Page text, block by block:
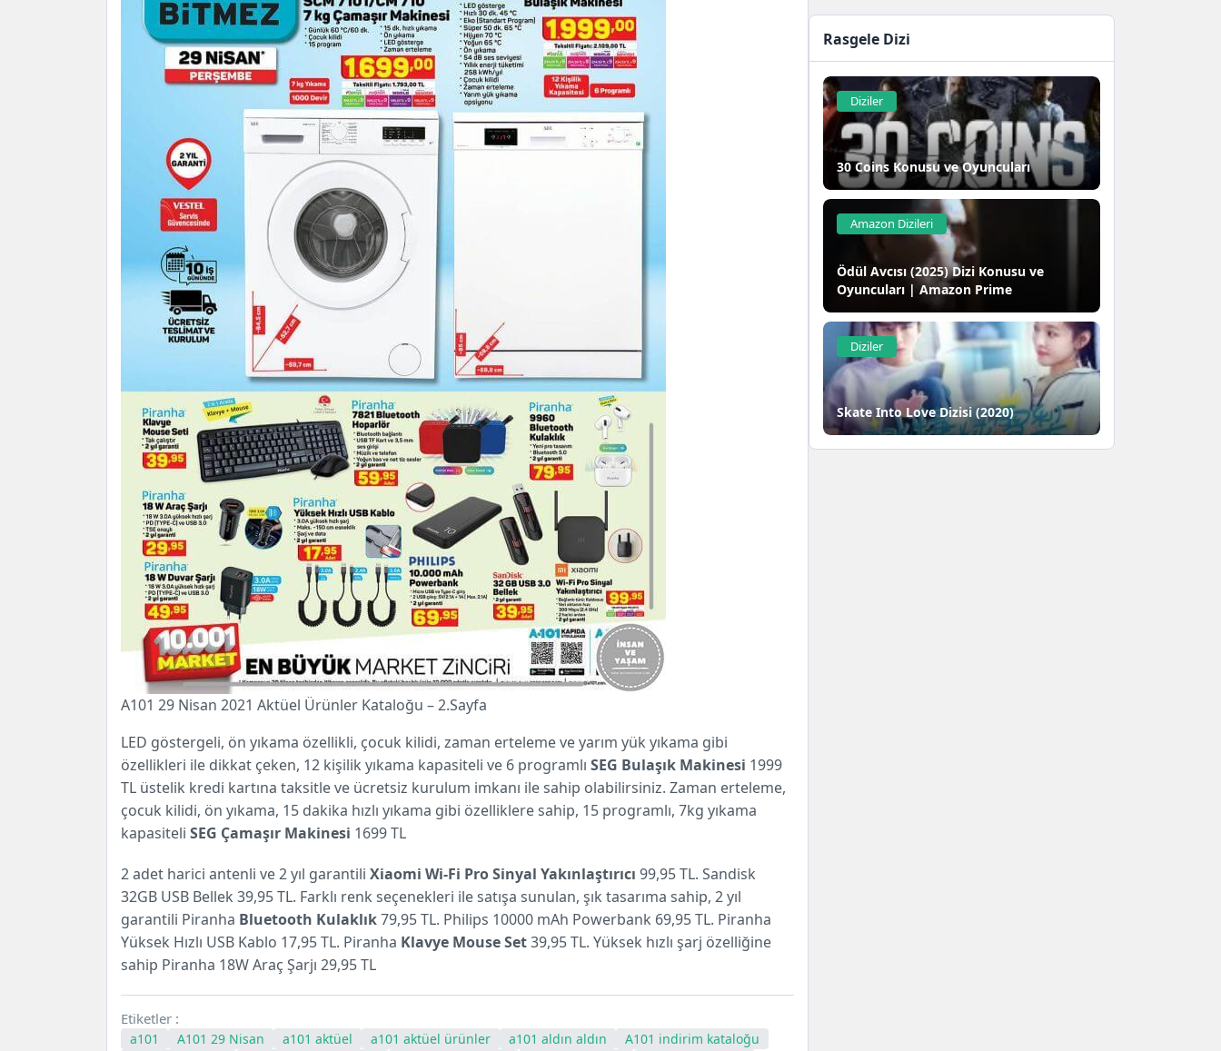
A101 29 Nisan 2021 Aktüel Ürünler Kataloğu – 2.Sayfa
LED göstergeli, ön yıkama özellikli, çocuk kilidi, zaman erteleme ve yarım yük yıkama gibi
özellikleri ile dikkat çeken, 12 kişilik yıkama kapasiteli ve 6 programlı SEG Bulaşık Makinesi 1999
TL üstelik kredi kartına taksitle ve ücretsiz kurulum imkanı ile sahip olabilirsiniz. Zaman erteleme,
çocuk kilidi, ön yıkama, 15 dakika hızlı yıkama gibi özelliklere sahip, 15 programlı, 7kg yıkama
kapasiteli SEG Çamaşır Makinesi 1699 TL
2 adet harici antenli ve 2 yıl garantili Xiaomi Wi-Fi Pro Sinyal Yakınlaştırıcı 99,95 TL. Sandisk
32GB USB Bellek 39,95 TL. Farklı renk seçenekleri ile satışa sunulan, şık tasarıma sahip, 2 yıl
garantili Piranha Bluetooth Kulaklık79,95 TL. Philips 10000 mAh Powerbank 69,95 TL. Piranha
Yüksek Hızlı USB Kablo 17,95 TL. Piranha Klavye Mouse Set39,95 TL. Yüksek hızlı şarj özelliğine
sahip Piranha 18W Araç Şarjı 29,95 TL
Etiketler :
a101 A101 29 Nisan a101 aktüel a101 aktüel ürünler a101 aldın aldın
A101 indirim kataloğu
Rasgele Dizi
Diziler
30 Coins Konusu ve Oyuncuları
Amazon Dizileri
Ödül Avcısı (2025) Dizi Konusu ve
Oyuncuları | Amazon Prime
Diziler
Skate Into Love Dizisi (2020)